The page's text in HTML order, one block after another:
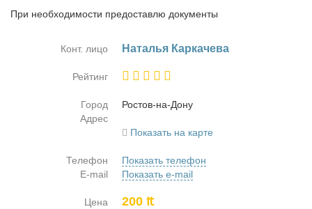
При необходимости предоставлю документы
Конт. лицо На­та­лья Кар­ка­че­ва
Рейтинг
Город
Ро­стов-на-До­ну
Адрес
Показать на карте
Телефон
Показать телефон
E-mail
Показать e-mail
Цена 200 ₶